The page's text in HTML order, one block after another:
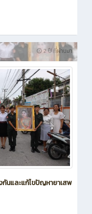
2 ปี ที่ผ่านมา
นและแก้ไขปัญหายาเสพ